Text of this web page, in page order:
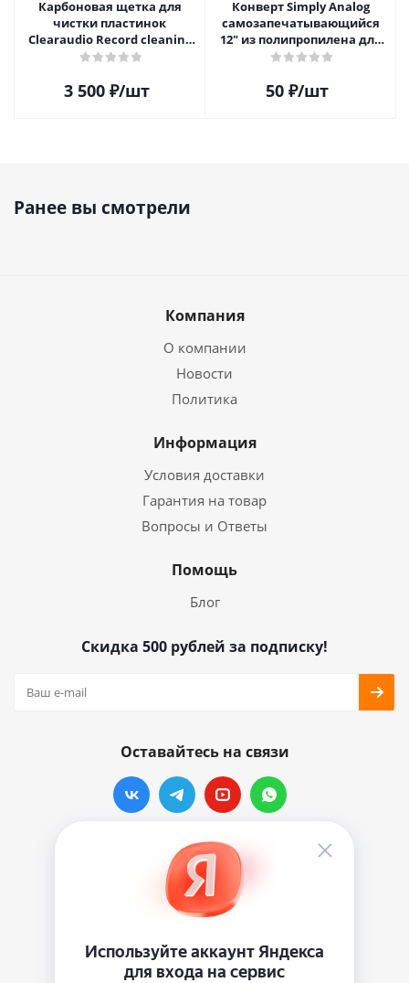
Карбоновая щетка для
чистки пластинок
Clearaudio Record cleaning
brush
3 500₽/шт
Конверт Simply Analog
самозапечатывающийся
12" из полипропилена для
пластинок
50 ₽/шт
Ранее вы смотрели
Компания
О компании
Новости
Политика
Информация
Условия доставки
Гарантия на товар
Вопросы и Ответы
Помощь
Блог
Скидка 500 рублей за подписку!
Оставайтесь на связи
Наши контакты
info@vinylmarkt.ru